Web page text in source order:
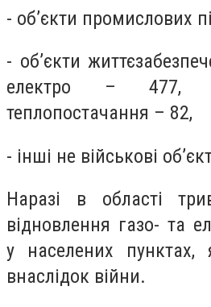
- об’єкти промислових
- об’єкти
електро –
теплопостачання – 82,
- інші не військові
Наразі в області
відновлення газо- та
у населених пунктах,
внаслідок війни.